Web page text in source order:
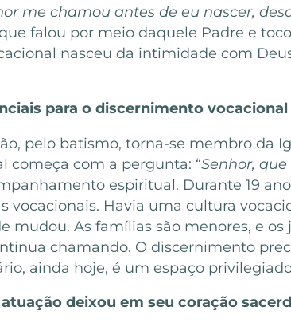
me chamou antes de eu nascer,
falou por meio daquele Padre e
nasceu da intimidade com
para o discernimento
pelo batismo, torna-se membro da
começa com a pergunta: “Senhor,
espiritual. Durante 19
vocacionais. Havia uma cultura
mudou. As famílias são menores, e
chamando. O discernimento
ainda hoje, é um espaço
deixou em seu coração